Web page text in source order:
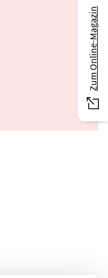
Zum Online-Magazin